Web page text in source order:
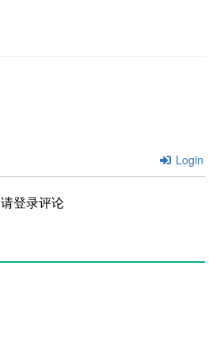
Login
请登录评论